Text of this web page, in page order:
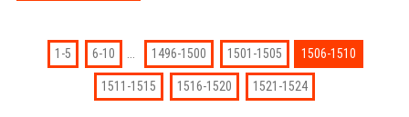
1-5 6-10 ... 1496-1500 1501-1505 1506-1510
1511-1515 1516-1520 1521-1524